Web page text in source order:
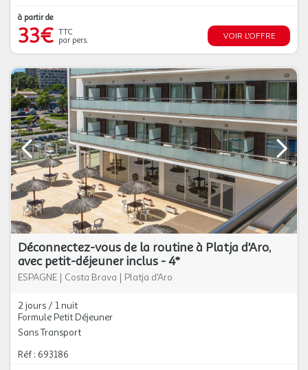
à partir de
33€ TTC
par pers.
VOIR L'OFFRE
Déconnectez-vous de la routine à Platja d'Aro,
avec petit-déjeuner inclus - 4*
ESPAGNE | Costa Brava | Platja d'Aro
2 jours / 1 nuit
Formule Petit Déjeuner
Sans Transport
Réf : 693186